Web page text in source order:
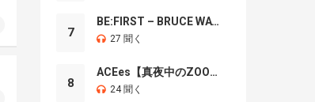
7
BE:FIRST – BRUCE WAYNE
27 聞く
8
ACEes【真夜中のZOO】
24 聞く